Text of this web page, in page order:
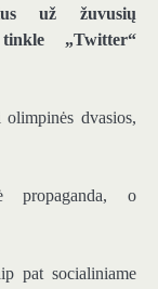
už žuvusių
„Twitter“
dvasios,
propaganda, o
pat socialiniame